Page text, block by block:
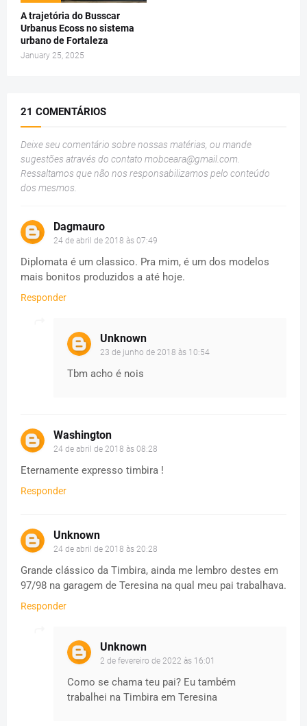
A trajetória do Busscar
Urbanus Ecoss no sistema
urbano de Fortaleza
January 25, 2025
21 COMENTÁRIOS
Deixe seu comentário sobre nossas matérias, ou mande
sugestões através do contato mobceara@gmail.com.
Ressaltamos que não nos responsabilizamos pelo conteúdo
dos mesmos.
Dagmauro
24 de abril de 2018 às 07:49
Diplomata é um classico. Pra mim, é um dos modelos
mais bonitos produzidos a até hoje.
Responder
Unknown
23 de junho de 2018 às 10:54
Tbm acho é nois
Washington
24 de abril de 2018 às 08:28
Eternamente expresso timbira !
Responder
Unknown
24 de abril de 2018 às 20:28
Grande clássico da Timbira, ainda me lembro destes em
97/98 na garagem de Teresina na qual meu pai trabalhava.
Responder
Unknown
2 de fevereiro de 2022 às 16:01
Como se chama teu pai? Eu também
trabalhei na Timbira em Teresina